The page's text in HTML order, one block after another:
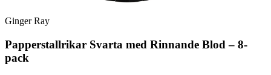
Ginger Ray
Papperstallrikar Svarta med Rinnande Blod – 8-
pack